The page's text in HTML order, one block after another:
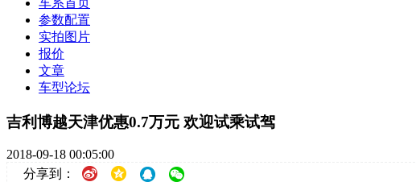
参数配置
实拍图片
报价
文章
车型论坛
吉利博越天津优惠0.7万元 欢迎试乘试驾
2018-09-18 00:05:00
分享到：